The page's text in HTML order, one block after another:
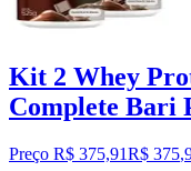
Kit 2 Whey
Complete Bari
Preço R$ 375,91R$ 375,